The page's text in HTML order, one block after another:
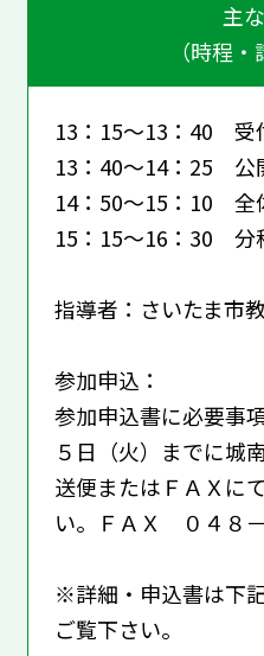
主
（時程・
13：15～13：40 受
13：40～14：25 公
14：50～15：10 全
15：15～16：30 分
指導者：さいたま市
参加申込：
参加申込書に必要事
５日（火）までに城
送便またはＦＡＸに
い。ＦＡＸ ０４８
※詳細・申込書は下
ご覧下さい。